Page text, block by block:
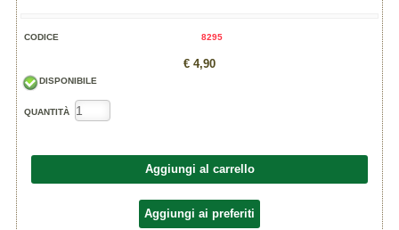
CODICE 8295
€ 4,90
DISPONIBILE
QUANTITÀ
Aggiungi al carrello
Aggiungi ai preferiti